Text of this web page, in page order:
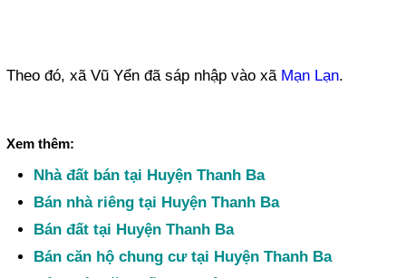
Theo đó, xã Vũ Yển đã sáp nhập vào xã Mạn Lạn.
Xem thêm:
Nhà đất bán tại Huyện Thanh Ba
Bán nhà riêng tại Huyện Thanh Ba
Bán đất tại Huyện Thanh Ba
Bán căn hộ chung cư tại Huyện Thanh Ba